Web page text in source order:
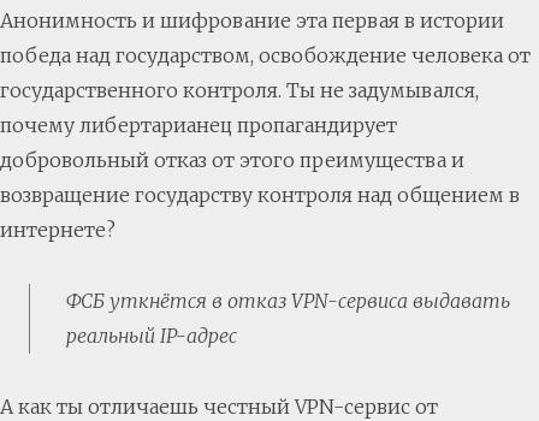
Анонимность и шифрование эта первая в истории
победа над государством, освобождение человека от
государственного контроля. Ты не задумывался,
почему либертарианец пропагандирует
добровольный отказ от этого преимущества и
возвращение государству контроля над общением в
интернете?
ФСБ уткнётся в отказ VPN-сервиса выдавать
реальный IP-адрес
А как ты отличаешь честный VPN-сервис от